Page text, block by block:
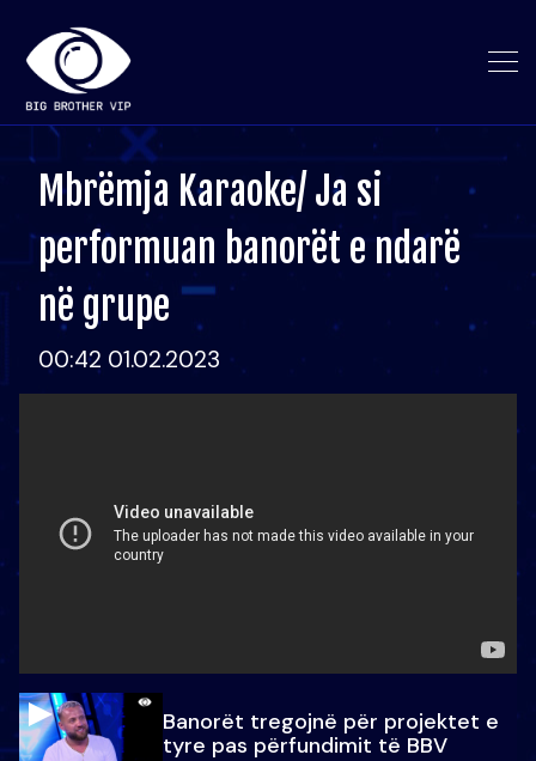
Mbrëmja Karaoke/ Ja si
performuan banorët e ndarë
në grupe
00:42 01.02.2023
Banorët tregojnë për projektet e
tyre pas përfundimit të BBV